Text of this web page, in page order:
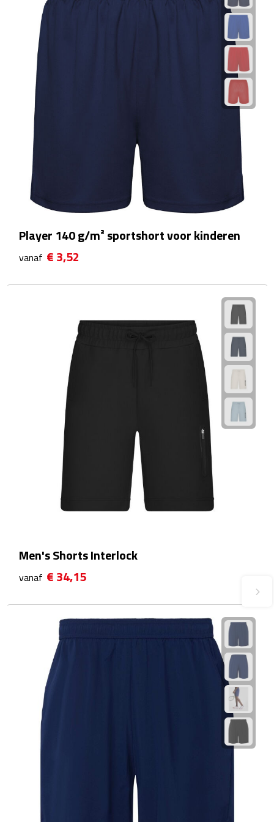
Fietspompen
Fietssloten
Fietsverlichting
Fiets reparatiesets
Zadelhoezen
Drinkwaren
Drinkbekers
Bekers
Thermosbekers
Drinkflessen
Opvouwbare drinkfles
Drinkflessen met karabijnhaak
Sportflessen
Thermosflessen
Glazen & karaffen
Dubbelwandige glazen
Bierglazen
Champagneglazen
Cocktailglazen
Player 140 g/m² sportshort voor kinderen
vanaf € 3,52
Men's Shorts Interlock
vanaf € 34,15